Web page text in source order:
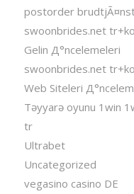
postorder
swoonbrides.net
Gelin Д°ncelemeleri
swoonbrides.net
Web Siteleri
Təyyarə oyunu 1win
tr
Ultrabet
Uncategorized
vegasino casino DE